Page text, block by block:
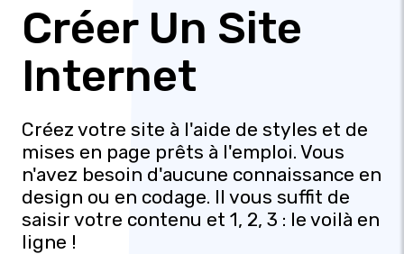
Créer Un Site
Internet
Créez votre site à l'aide de styles et de
mises en page prêts à l'emploi. Vous
n'avez besoin d'aucune connaissance en
design ou en codage. Il vous suffit de
saisir votre contenu et 1, 2, 3 : le voilà en
ligne !